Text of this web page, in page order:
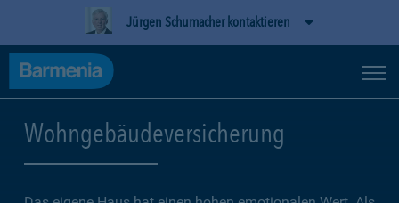
Jürgen Schumacher kontaktieren
Wohngebäudeversicherung